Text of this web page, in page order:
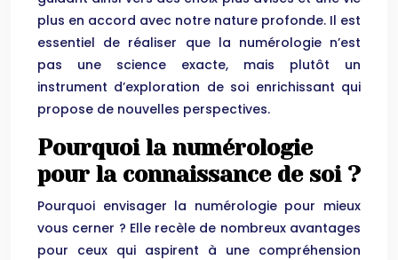
plus en accord avec notre nature profonde. Il est
essentiel de réaliser que la numérologie n’est
pas une science exacte, mais plutôt un
instrument d’exploration de soi enrichissant qui
propose de nouvelles perspectives.
Pourquoi la numérologie
pour la connaissance de soi ?
Pourquoi envisager la numérologie pour mieux
vous cerner ? Elle recèle de nombreux avantages
pour ceux qui aspirent à une compréhension